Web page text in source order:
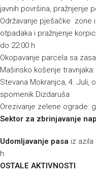
javnih površina, pražnjenje
Održavanje pješačke zone
otpadaka i pražnjenje
do 22:00 h
Okopavanje parcela sa
Mašinsko košenje
Stevana Mokranjca, 4. Juli,
spomenik Dizdaruša
Orezivanje zelene ograde:
Sektor za zbrinjavanje
Udomljavanje pasa iz
h
OSTALE AKTIVNOSTI